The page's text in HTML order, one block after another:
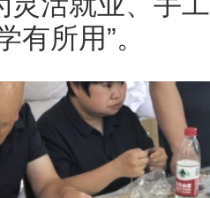
有所用”。